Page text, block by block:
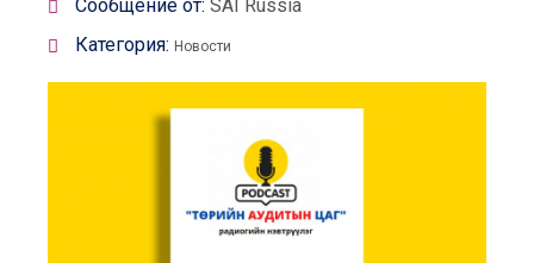
Сообщение от: SAI Russia
Категория: Новости